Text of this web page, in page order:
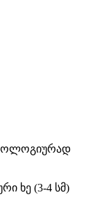
ხე (3-4 სმ)